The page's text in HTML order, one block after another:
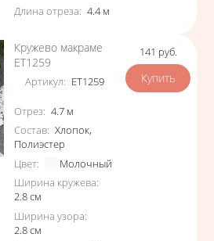
Длина отреза: 4.4 м
Кружево макраме
ЕТ1259
Артикул: ЕТ1259
Характеристики
Отрез: 4.7 м
Состав: Хлопок,
Полиэстер
Цвет:
Молочный
Ширина кружева:
2.8см
Ширина узора:
2.8см
Цена
141 руб.